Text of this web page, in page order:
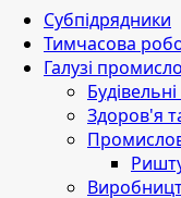
Субпідрядники
Тимчасова
Галузі
Будівельні
Здоров'я